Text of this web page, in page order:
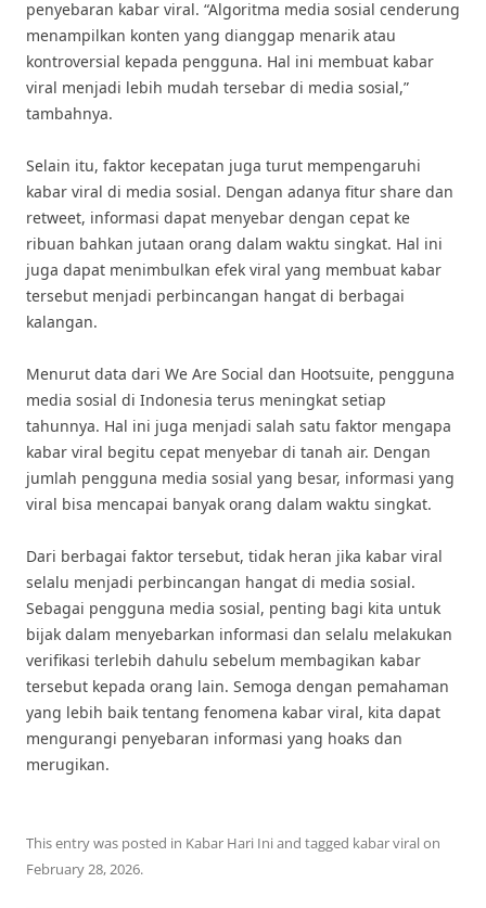
penyebaran kabar viral. “Algoritma media sosial cenderung
menampilkan konten yang dianggap menarik atau
kontroversial kepada pengguna. Hal ini membuat kabar
viral menjadi lebih mudah tersebar di media sosial,”
tambahnya.
Selain itu, faktor kecepatan juga turut mempengaruhi
kabar viral di media sosial. Dengan adanya fitur share dan
retweet, informasi dapat menyebar dengan cepat ke
ribuan bahkan jutaan orang dalam waktu singkat. Hal ini
juga dapat menimbulkan efek viral yang membuat kabar
tersebut menjadi perbincangan hangat di berbagai
kalangan.
Menurut data dari We Are Social dan Hootsuite, pengguna
media sosial di Indonesia terus meningkat setiap
tahunnya. Hal ini juga menjadi salah satu faktor mengapa
kabar viral begitu cepat menyebar di tanah air. Dengan
jumlah pengguna media sosial yang besar, informasi yang
viral bisa mencapai banyak orang dalam waktu singkat.
Dari berbagai faktor tersebut, tidak heran jika kabar viral
selalu menjadi perbincangan hangat di media sosial.
Sebagai pengguna media sosial, penting bagi kita untuk
bijak dalam menyebarkan informasi dan selalu melakukan
verifikasi terlebih dahulu sebelum membagikan kabar
tersebut kepada orang lain. Semoga dengan pemahaman
yang lebih baik tentang fenomena kabar viral, kita dapat
mengurangi penyebaran informasi yang hoaks dan
merugikan.
This entry was posted in Kabar Hari Iniand tagged kabar viralon
February 28, 2026.